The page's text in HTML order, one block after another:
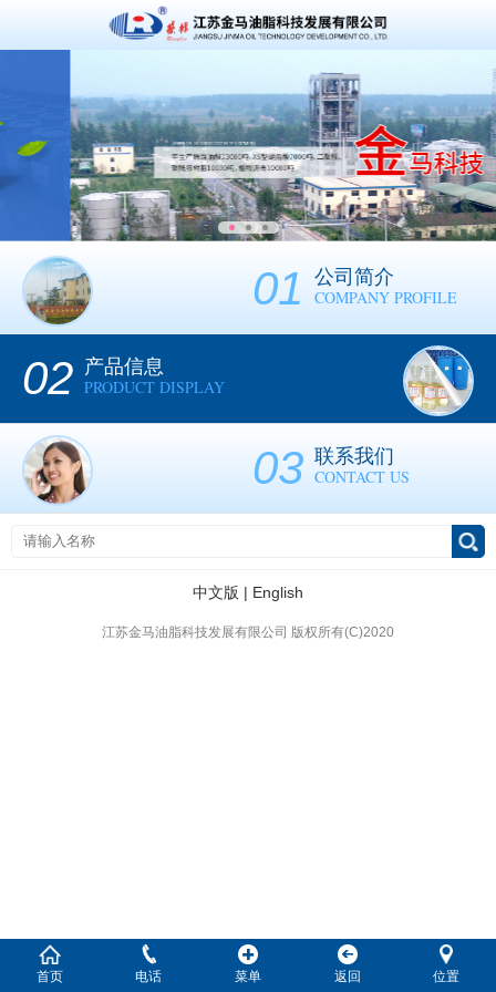
01 公司简介
COMPANY PROFILE
02 产品信息
PRODUCT DISPLAY
03 联系我们
CONTACT US
中文版 | English
江苏金马油脂科技发展有限公司 版权所有(C)2020
首页 电话 菜单 返回 位置